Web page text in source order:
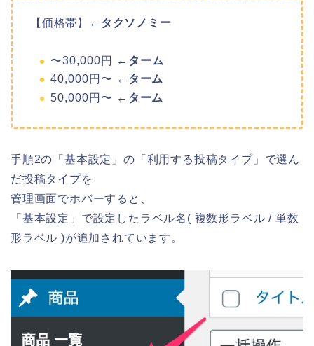
【価格帯】 ←タクソノミー
〜30,000円
←ターム
40,000円〜 ←ターム
50,000円〜 ←ターム
手順2の「基本設定」の「利用する投稿タイプ」で選ん
だ投稿タイプを
管理画面でホバーすると、
「基本設定」で設定したラベル名( 複数形ラベル / 単数
形ラベル )が追加されています。